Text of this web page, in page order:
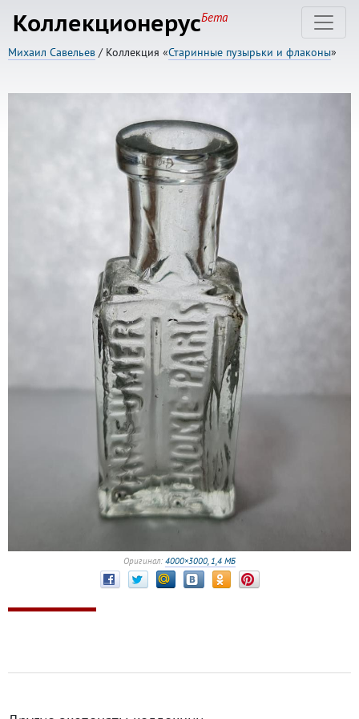
КоллекционерусБета
Михаил Савельев / Коллекция «Старинные пузырьки и флаконы»
Оригинал: 4000×3000, 1,4 МБ